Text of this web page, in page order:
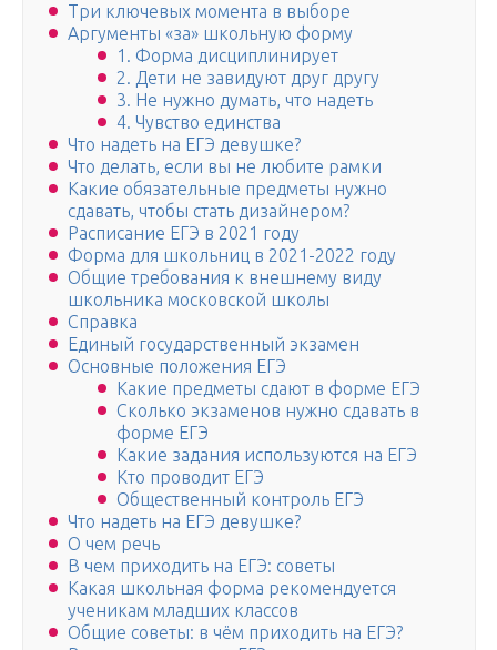
Три ключевых момента в выборе
Аргументы «за» школьную форму
1. Форма дисциплинирует
2. Дети не завидуют друг другу
3. Не нужно думать, что надеть
4. Чувство единства
Что надеть на ЕГЭ девушке?
Что делать, если вы не любите рамки
Какие обязательные предметы нужно
сдавать, чтобы стать дизайнером?
Расписание ЕГЭ в 2021 году
Форма для школьниц в 2021-2022 году
Общие требования к внешнему виду
школьника московской школы
Справка
Единый государственный экзамен
Основные положения ЕГЭ
Какие предметы сдают в форме ЕГЭ
Сколько экзаменов нужно сдавать в
форме ЕГЭ
Какие задания используются на ЕГЭ
Кто проводит ЕГЭ
Общественный контроль ЕГЭ
Что надеть на ЕГЭ девушке?
О чем речь
В чем приходить на ЕГЭ: советы
Какая школьная форма рекомендуется
ученикам младших классов
Общие советы: в чём приходить на ЕГЭ?